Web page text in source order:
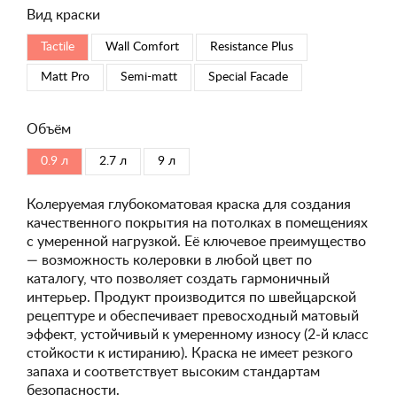
Вид краски
Tactile Wall Comfort Resistance Plus
Matt Pro Semi-matt Special Faсade
Объём
0.9 л 2.7 л 9 л
Колеруемая глубокоматовая краска для создания
качественного покрытия на потолках в помещениях
с умеренной нагрузкой. Её ключевое преимущество
— возможность колеровки в любой цвет по
каталогу, что позволяет создать гармоничный
интерьер. Продукт производится по швейцарской
рецептуре и обеспечивает превосходный матовый
эффект, устойчивый к умеренному износу (2-й класс
стойкости к истиранию). Краска не имеет резкого
запаха и соответствует высоким стандартам
безопасности.